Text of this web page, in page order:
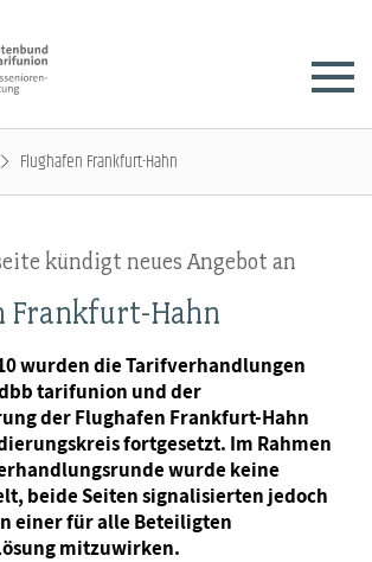
Flughafen Frankfurt-Hahn
kündigt neues Angebot an
Frankfurt-Hahn
wurden die Tarifverhandlungen
tarifunion und der
der Flughafen Frankfurt-Hahn
fortgesetzt. Im Rahmen
wurde keine
beide Seiten signalisierten jedoch
einer für alle Beteiligten
mitzuwirken.